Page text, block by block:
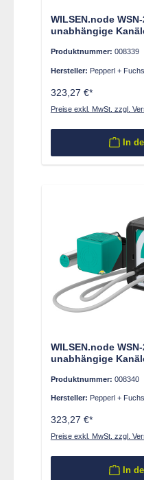
WILSEN.node
unabhängige
Produktnummer: 008339
Hersteller: Pepperl + Fuchs
323,27 €*
Preise exkl. MwSt. zzgl.
In
WILSEN.node
unabhängige
Produktnummer: 008340
Hersteller: Pepperl + Fuchs
323,27 €*
Preise exkl. MwSt. zzgl.
In